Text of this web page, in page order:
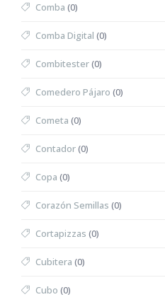
Comba (0)
Comba Digital (0)
Combitester(0)
Comedero Pájaro (0)
Cometa (0)
Contador(0)
Copa (0)
Corazón Semillas (0)
Cortapizzas (0)
Cubitera (0)
Cubo (0)